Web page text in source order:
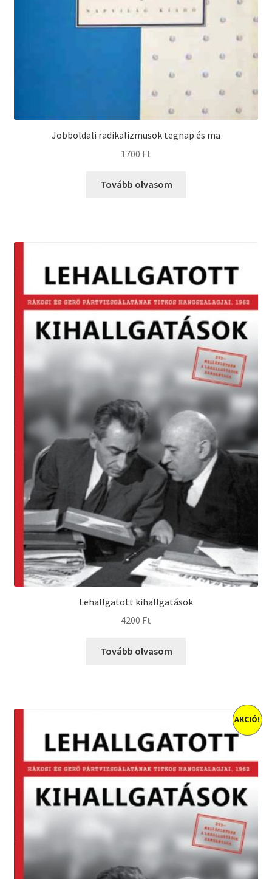
Jobboldali radikalizmusok tegnap és ma
1700 Ft
Tovább olvasom
Lehallgatott kihallgatások
4200 Ft
Tovább olvasom
AKCIÓ!